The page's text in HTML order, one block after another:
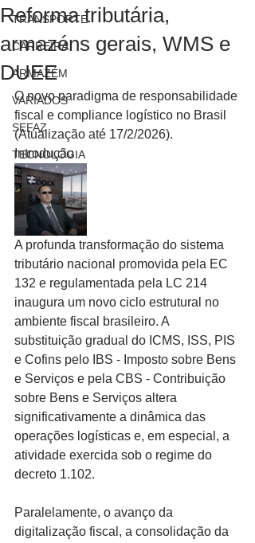
TRANSPORTE
CARREIRA
ARMAZÉM
VARIADOS
SEFAZ
TECNOLOGIA
Reforma tributária,
armazéns gerais, WMS e
DUEE
O novo paradigma de responsabilidade
fiscal e compliance logístico no Brasil
(Atualização até 17/2/2026).
Introdução
A profunda transformação do sistema
tributário nacional promovida pela EC
132 e regulamentada pela LC 214
inaugura um novo ciclo estrutural no
ambiente fiscal brasileiro. A
substituição gradual do ICMS, ISS, PIS
e Cofins pelo IBS - Imposto sobre Bens
e Serviços e pela CBS - Contribuição
sobre Bens e Serviços altera
significativamente a dinâmica das
operações logísticas e, em especial, a
atividade exercida sob o regime do
decreto 1.102.
Paralelamente, o avanço da
digitalização fiscal, a consolidação da